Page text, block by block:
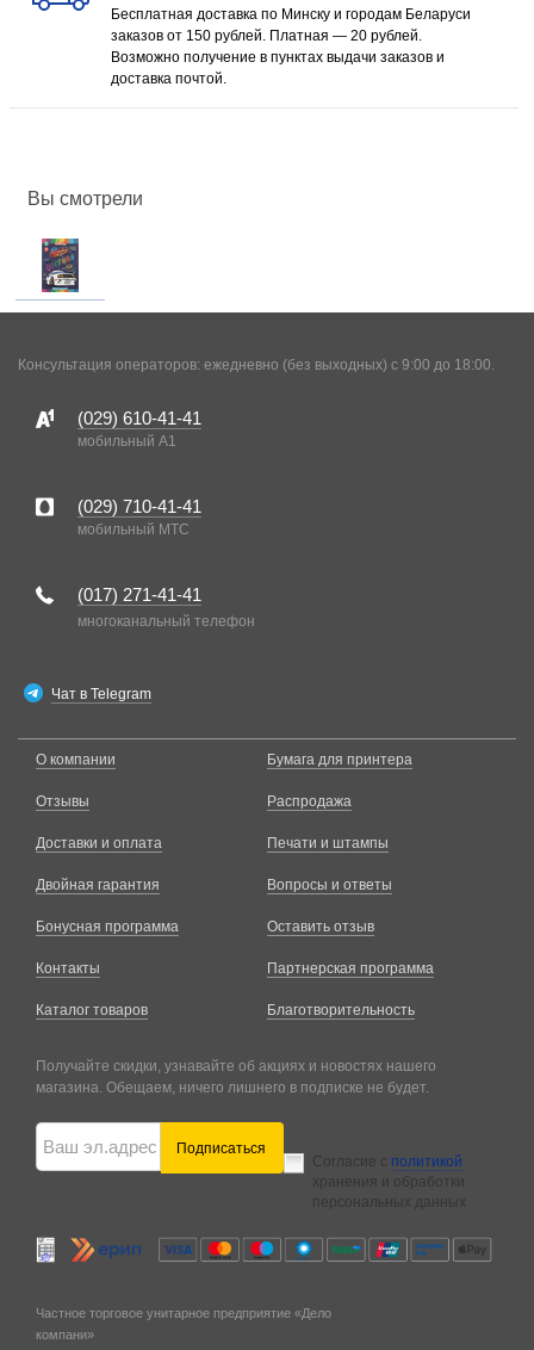
Бесплатная доставка по Минску и городам Беларуси
заказов от 150 рублей. Платная — 20 рублей.
Возможно получение в пунктах выдачи заказов и
доставка почтой.
Вы смотрели
Консультация операторов: ежедневно (без выходных) с 9:00 до 18:00.
(029) 610-41-41
мобильный A1
(029) 710-41-41
мобильный MTC
(017) 271-41-41
многоканальный телефон
Чат в Telegram
О компании
Отзывы
Доставки и оплата
Двойная гарантия
Бонусная программа
Контакты
Каталог товаров
Бумага для принтера
Распродажа
Печати и штампы
Вопросы и ответы
Оставить отзыв
Партнерская программа
Благотворительность
Получайте скидки, узнавайте об акциях и новостях нашего
магазина. Обещаем, ничего лишнего в подписке не будет.
Подписаться
Согласие с политикой
хранения и обработки
персональных данных
Частное торговое унитарное предприятие «Дело
компани»